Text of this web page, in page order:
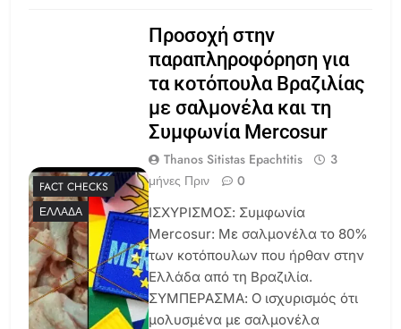
FACT CHECKS
ΕΛΛΆΔΑ
Προσοχή στην
παραπληροφόρηση για
τα κοτόπουλα Βραζιλίας
με σαλμονέλα και τη
Συμφωνία Mercosur
Thanos Sitistas Epachtitis
3
μήνες Πριν
0
ΙΣΧΥΡΙΣΜΟΣ: Συμφωνία
Mercosur: Με σαλμονέλα το 80%
των κοτόπουλων που ήρθαν στην
Ελλάδα από τη Βραζιλία.
ΣΥΜΠΕΡΑΣΜΑ: Ο ισχυρισμός ότι
μολυσμένα με σαλμονέλα